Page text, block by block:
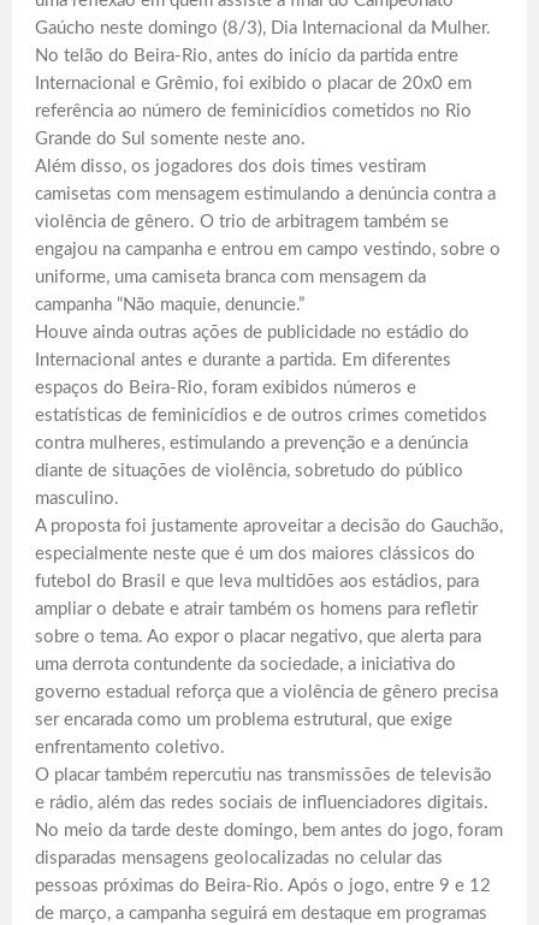
Gaúcho neste domingo (8/3), Dia Internacional da Mulher.
No telão do Beira-Rio, antes do início da partida entre
Internacional e Grêmio, foi exibido o placar de 20x0 em
referência ao número de feminicídios cometidos no Rio
Grande do Sul somente neste ano.
Além disso, os jogadores dos dois times vestiram
camisetas com mensagem estimulando a denúncia contra a
violência de gênero. O trio de arbitragem também se
engajou na campanha e entrou em campo vestindo, sobre o
uniforme, uma camiseta branca com mensagem da
campanha “Não maquie, denuncie.”
Houve ainda outras ações de publicidade no estádio do
Internacional antes e durante a partida. Em diferentes
espaços do Beira-Rio, foram exibidos números e
estatísticas de feminicídios e de outros crimes cometidos
contra mulheres, estimulando a prevenção e a denúncia
diante de situações de violência, sobretudo do público
masculino.
A proposta foi justamente aproveitar a decisão do Gauchão,
especialmente neste que é um dos maiores clássicos do
futebol do Brasil e que leva multidões aos estádios, para
ampliar o debate e atrair também os homens para refletir
sobre o tema. Ao expor o placar negativo, que alerta para
uma derrota contundente da sociedade, a iniciativa do
governo estadual reforça que a violência de gênero precisa
ser encarada como um problema estrutural, que exige
enfrentamento coletivo.
O placar também repercutiu nas transmissões de televisão
e rádio, além das redes sociais de influenciadores digitais.
No meio da tarde deste domingo, bem antes do jogo, foram
disparadas mensagens geolocalizadas no celular das
pessoas próximas do Beira-Rio. Após o jogo, entre 9 e 12
de março, a campanha seguirá em destaque em programas